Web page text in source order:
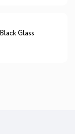
Glass